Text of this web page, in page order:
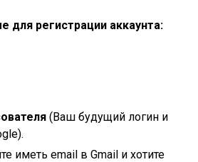
для регистрации аккаунта:
(Ваш будущий логин и
иметь email в Gmail и хотите